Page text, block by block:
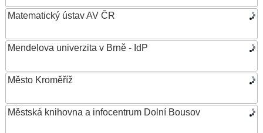
Matematický ústav AV ČR
Mendelova univerzita v Brně - IdP
Město Kroměříž
Městská knihovna a infocentrum Dolní Bousov